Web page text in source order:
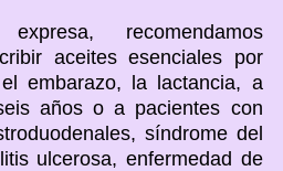
recomendamos
aceites esenciales por
embarazo, la lactancia, a
años o a pacientes con
síndrome del
ulcerosa, enfermedad de